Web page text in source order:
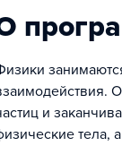
и
тела,